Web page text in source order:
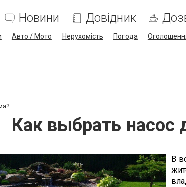
Новини Довідник
Авто / Мото Нерухомість Погода
Как выбрать насос
В